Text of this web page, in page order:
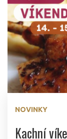
NOVINKY
Kachní